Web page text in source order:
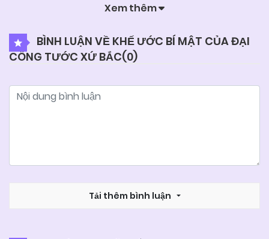
04/06/2025
Chapter 39 04/06/2025
Chapter 38 04/06/2025
Xem thêm
BÌNH LUẬN VỀ KHẾ ƯỚC BÍ MẬT CỦA ĐẠI
CÔNG TƯỚC XỨ BẮC(0)
Tải thêm bình luận